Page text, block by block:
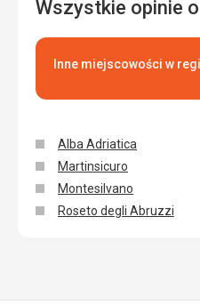
Wszystkie opinie
Inne miejscowości w
Alba Adriatica
Martinsicuro
Montesilvano
Roseto degli Abruzzi